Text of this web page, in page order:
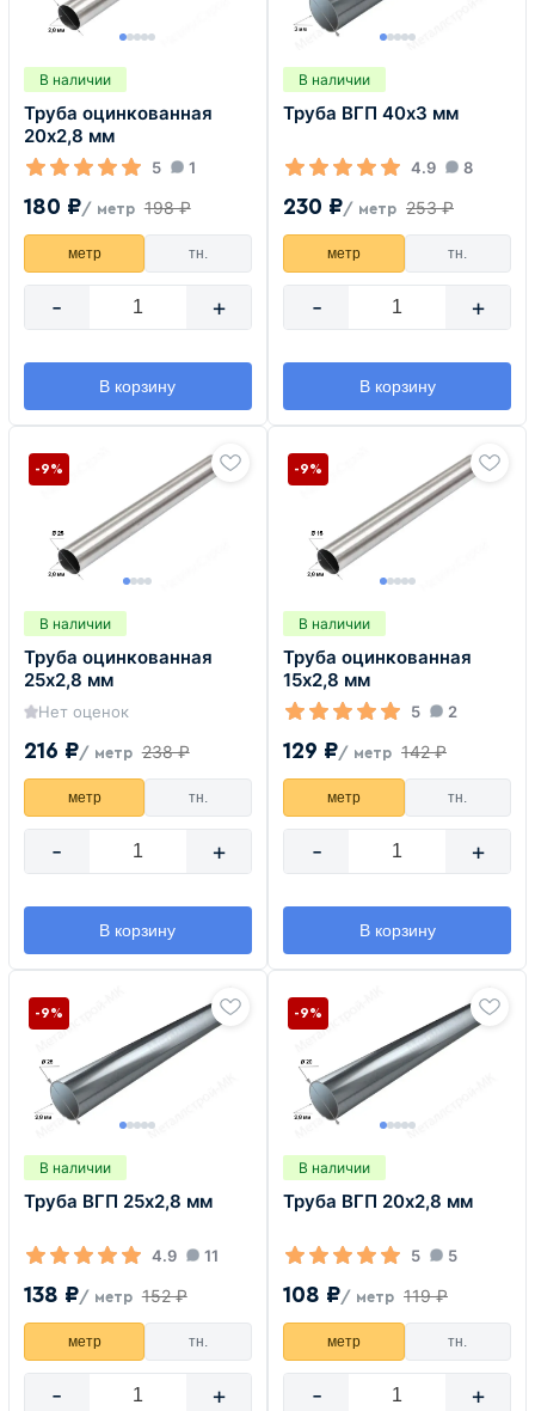
В наличии
Труба оцинкованная
20х2,8 мм
5 1
180 ₽/ метр 198 ₽
метр тн.
- +
В корзину
В наличии
Труба ВГП 40х3 мм
4.9 8
230 ₽/ метр 253 ₽
метр тн.
- +
В корзину
В наличии
Труба оцинкованная
25х2,8 мм
Нет оценок
216 ₽/ метр 238 ₽
-9%
метр тн.
- +
В корзину
В наличии
Труба оцинкованная
15х2,8 мм
5 2
129 ₽/ метр 142 ₽
-9%
метр тн.
- +
В корзину
В наличии
Труба ВГП 25х2,8 мм
4.9 11
138 ₽/ метр 152 ₽
-9%
метр тн.
- +
В наличии
Труба ВГП 20х2,8 мм
5 5
108 ₽/ метр 119 ₽
-9%
метр тн.
- +